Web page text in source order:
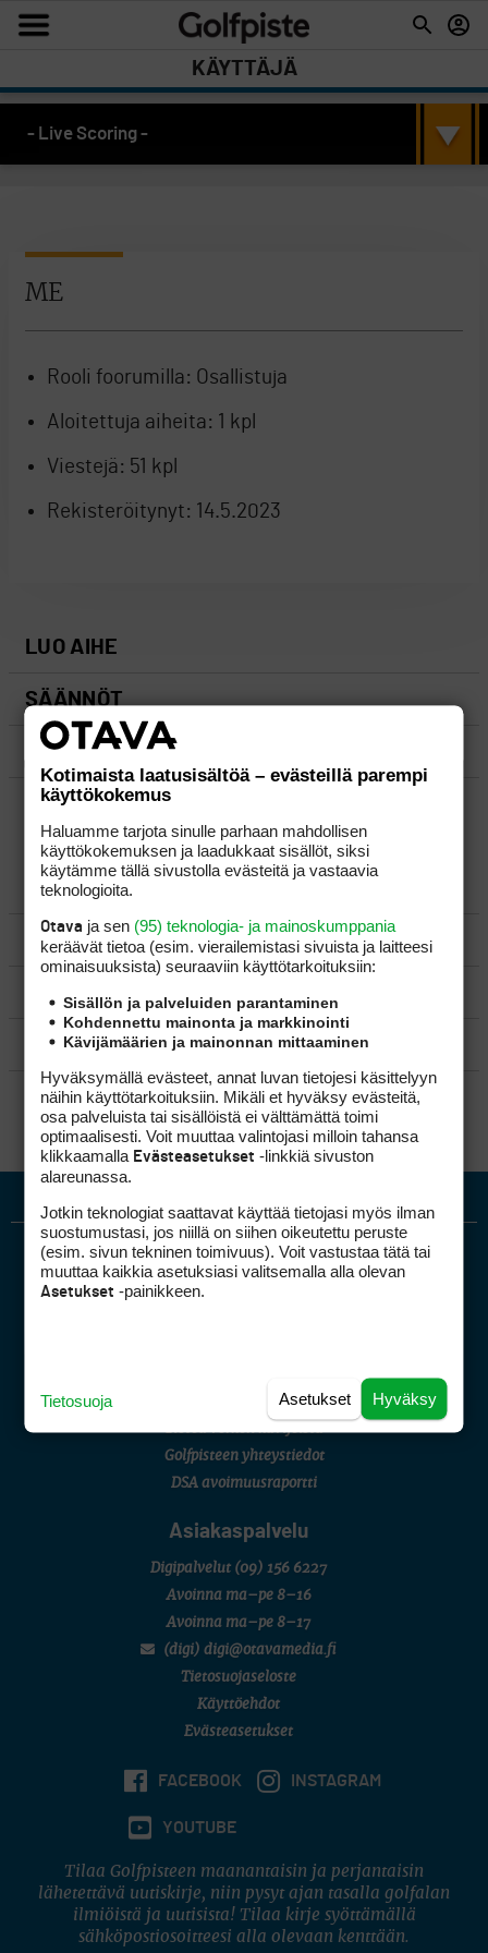
KÄYTTÄJÄ
- Live Scoring -
ME
Rooli foorumilla: Osallistuja
Aloitettuja aiheita: 1 kpl
Viestejä: 51 kpl
Rekisteröitynyt: 14.5.2023
LUO AIHE
SÄÄNNÖT
OHJEET
UUSIMMAT VIESTIKETJUT
YLEISTÄ
VÄLINEET
MATKAILU
KILPAGOLF & HARJOITTELU
SÄÄNNÖT
Mediahinnasto
Golfpisteen yhteystiedot
DSA avoimuusraportti
Asiakaspalvelu
Digipalvelut (09) 156 6227
Avoinna ma–pe 8–16
Avoinna ma–pe 8–17
(digi) digi@otavamedia.fi
Tietosuojaseloste
Käyttöehdot
Evästeasetukset
FACEBOOK INSTAGRAM
YOUTUBE
Tilaa Golfpisteen maanantaisin ja perjantaisin
lähetettävä uutiskirje, niin pysyt ajan tasalla golfalan
ilmiöistä ja uutisista! Tilaa kirje syöttämällä
sähköpostiosoitteesi alla olevaan kenttään.
Kotimaista laatusisältöä – evästeillä parempi
käyttökokemus
Haluamme tarjota sinulle parhaan mahdollisen
käyttökokemuksen ja laadukkaat sisällöt, siksi
käytämme tällä sivustolla evästeitä ja vastaavia
teknologioita.
Otava ja sen (95) teknologia- ja mainoskumppania
keräävät tietoa (esim. vierailemis­tasi sivuista ja laitteesi
ominaisuuk­sista) seuraaviin käyttötarkoituksiin:
Sisällön ja palveluiden parantaminen
Kohdennettu mainonta ja markkinointi
Kävijämäärien ja mainonnan mittaaminen
Hyväksymällä evästeet, annat luvan tietojesi käsittelyyn
näihin käyttötarkoituksiin. Mikäli et hyväksy evästeitä,
osa palveluista tai sisällöistä ei välttämättä toimi
optimaalisesti. Voit muuttaa valintojasi milloin tahansa
klikkaamalla Evästeasetukset -linkkiä sivuston
alareunassa.
Jotkin teknologiat saattavat käyttää tietojasi myös ilman
suostumustasi, jos niillä on siihen oikeutettu peruste
(esim. sivun tekninen toimivuus). Voit vastustaa tätä tai
muuttaa kaikkia asetuksiasi valitsemalla alla olevan
Asetukset -painikkeen.
Hyväksy
Asetukset
Tietosuoja